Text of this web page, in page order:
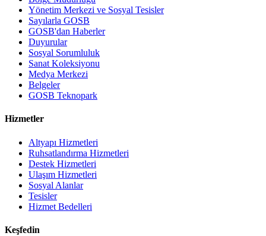
Yönetim Merkezi ve Sosyal Tesisler
Sayılarla GOSB
GOSB'dan Haberler
Duyurular
Sosyal Sorumluluk
Sanat Koleksiyonu
Medya Merkezi
Belgeler
GOSB Teknopark
Hizmetler
Altyapı Hizmetleri
Ruhsatlandırma Hizmetleri
Destek Hizmetleri
Ulaşım Hizmetleri
Sosyal Alanlar
Tesisler
Hizmet Bedelleri
Keşfedin